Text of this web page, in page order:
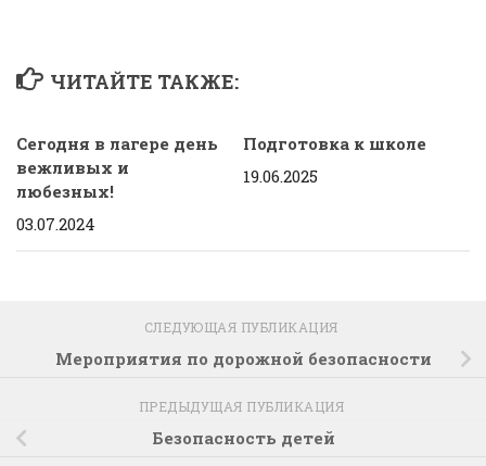
ЧИТАЙТЕ ТАКЖЕ:
Сегодня в лагере день
вежливых и
любезных!
03.07.2024
Подготовка к школе
19.06.2025
СЛЕДУЮЩАЯ ПУБЛИКАЦИЯ
Мероприятия по дорожной безопасности
ПРЕДЫДУЩАЯ ПУБЛИКАЦИЯ
Безопасность детей